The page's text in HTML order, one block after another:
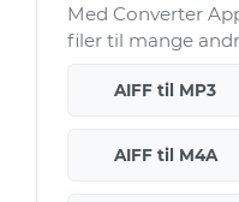
Med Converter
filer til mange
AIFF til MP3
AIFF til M4A